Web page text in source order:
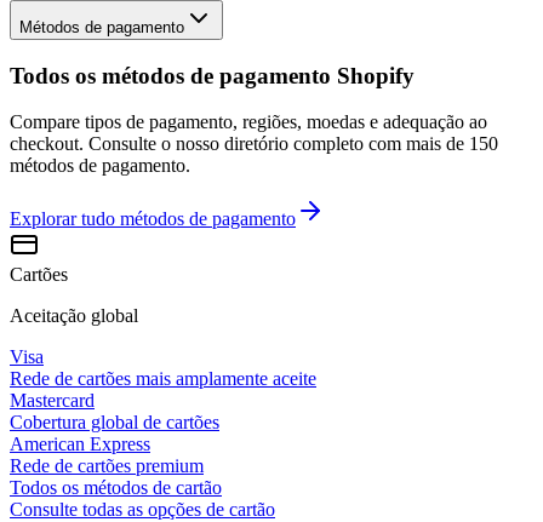
Métodos de pagamento
Todos os métodos de pagamento Shopify
Compare tipos de pagamento, regiões, moedas e adequação ao
checkout. Consulte o nosso diretório completo com mais de 150
métodos de pagamento.
Explorar tudo métodos de pagamento
Cartões
Aceitação global
Visa
Rede de cartões mais amplamente aceite
Mastercard
Cobertura global de cartões
American Express
Rede de cartões premium
Todos os métodos de cartão
Consulte todas as opções de cartão